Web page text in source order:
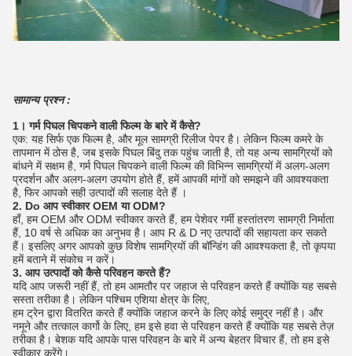
सामान्य प्रश्न :
1। गर्म पिघल चिपकने वाली फिल्म के बारे में कैसे?
एक: यह सिर्फ एक फिल्म है, और मूल सामग्री रिलीज पेपर है। लेकिन फिल्म कमरे के
तापमान में ठोस है, जब इसके पिघल बिंदु तक पहुंच जाती है, तो यह अन्य सामग्रियों को
बांधने में सक्षम है, गर्म पिघल चिपकने वाली फिल्म की विभिन्न सामग्रियों में अलग-अलग
प्रदर्शन और अलग-अलग उपयोग होते हैं, हमें आपकी मांगों को समझने की आवश्यकता
है, फिर आपको सही उत्पादों की सलाह देते हैं ।
2. Do आप स्वीकार OEM या ODM?
हाँ, हम OEM और ODM स्वीकार करते हैं, हम पेशेवर गर्मी हस्तांतरण सामग्री निर्माता
हैं, 10 वर्ष से अधिक का अनुभव है। आप R & D नए उत्पादों की सहायता कर सकते
हैं। इसलिए अगर आपको कुछ विशेष सामग्रियों की बॉन्डिंग की आवश्यकता है, तो कृपया
हमें बताने में संकोच न करें।
3. आप उत्पादों को कैसे परिवहन करते हैं?
यदि आप जरूरी नहीं हैं, तो हम आमतौर पर जहाज से परिवहन करते हैं क्योंकि यह सबसे
सस्ता तरीका है। लेकिन पश्चिम एशिया क्षेत्र के लिए,
हम ट्रेन द्वारा वितरित करते हैं क्योंकि जहाज करने के लिए कोई समुद्र नहीं है। और
नमूने और तत्काल कार्गो के लिए, हम इसे हवा से परिवहन करते हैं क्योंकि यह सबसे तेज़
तरीका है। बेशक यदि आपके पास परिवहन के बारे में अन्य बेहतर विचार हैं, तो हम इसे
स्वीकार करेंगे।